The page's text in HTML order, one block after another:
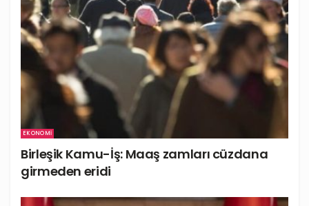
EKONOMI
Birleşik Kamu-İş: Maaş zamları cüzdana
girmeden eridi